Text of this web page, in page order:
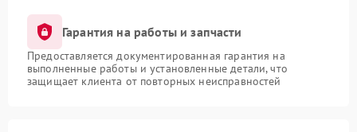
Гарантия на работы и запчасти
Предоставляется документированная гарантия на
выполненные работы и установленные детали, что
защищает клиента от повторных неисправностей